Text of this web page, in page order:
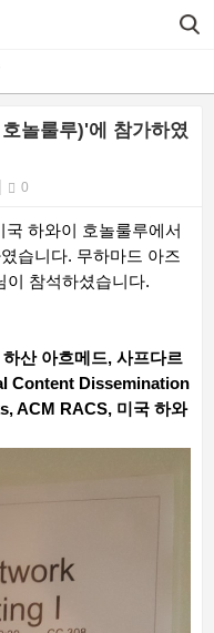
놀룰루)'에 참가하였
0
하와이 호놀룰루에서
습니다. 무하마드 아즈
이 참석하셨습니다.
산 아흐메드, 사프다르
Content Dissemination
ACM RACS, 미국 하와